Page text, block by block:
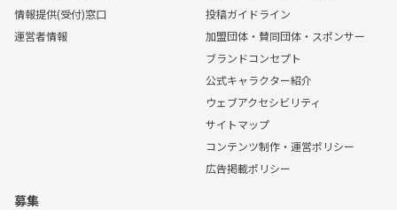
情報提供(受付)窓口
運営者情報
投稿ガイドライン
加盟団体・賛同団体・スポンサー
ブランドコンセプト
公式キャラクター紹介
ウェブアクセシビリティ
サイトマップ
コンテンツ制作・運営ポリシー
広告掲載ポリシー
募集